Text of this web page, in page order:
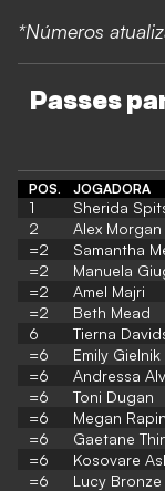
*Números
Passes
POS. JOGADORA
1 Sherida
2
Alex Morgan
=2
Samantha
=2
Manuela
=2
Amel Majri
=2
Beth Mead
6
Tierna
=6
Emily Gielnik
=6
Andressa
=6
Toni Dugan
=6
Megan
=6
Gaetane
=6
Kosovare
=6
Lucy Bronze